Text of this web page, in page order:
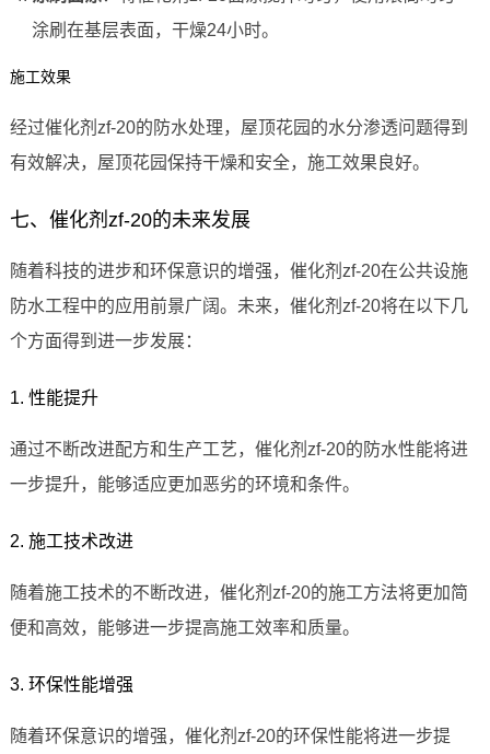
涂刷在基层表面，干燥24小时。
施工效果
经过催化剂zf-20的防水处理，屋顶花园的水分渗透问题得到
有效解决，屋顶花园保持干燥和安全，施工效果良好。
七、催化剂zf-20的未来发展
随着科技的进步和环保意识的增强，催化剂zf-20在公共设施
防水工程中的应用前景广阔。未来，催化剂zf-20将在以下几
个方面得到进一步发展：
1. 性能提升
通过不断改进配方和生产工艺，催化剂zf-20的防水性能将进
一步提升，能够适应更加恶劣的环境和条件。
2. 施工技术改进
随着施工技术的不断改进，催化剂zf-20的施工方法将更加简
便和高效，能够进一步提高施工效率和质量。
3. 环保性能增强
随着环保意识的增强，催化剂zf-20的环保性能将进一步提